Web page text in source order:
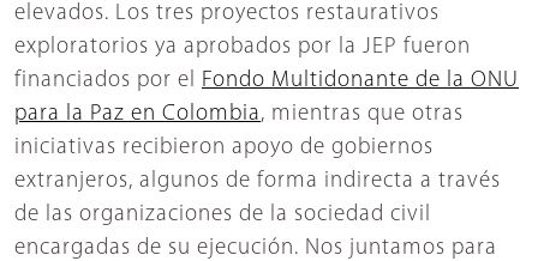
elevados. Los tres proyectos restaurativos
exploratorios ya aprobados por la JEP fueron
financiados por el Fondo Multidonante de la ONU
para la Paz en Colombia, mientras que otras
iniciativas recibieron apoyo de gobiernos
extranjeros, algunos de forma indirecta a través
de las organizaciones de la sociedad civil
encargadas de su ejecución. Nos juntamos para